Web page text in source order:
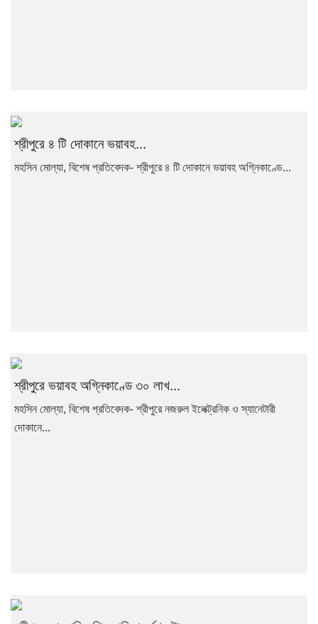
শ্রীপুরে ৪ টি দোকানে ভয়াবহ...
মহসিন মোল্যা, বিশেষ প্রতিবেদক- শ্রীপুরে ৪ টি দোকানে ভয়াবহ অগ্নিকাণ্ডে...
শ্রীপুরে ভয়াবহ অগ্নিকাণ্ডে ৩০ লাখ...
মহসিন মোল্যা, বিশেষ প্রতিবেদক- শ্রীপুরে নজরুল ইলেক্ট্রনিক ও স্যানেটারী
দোকানে...